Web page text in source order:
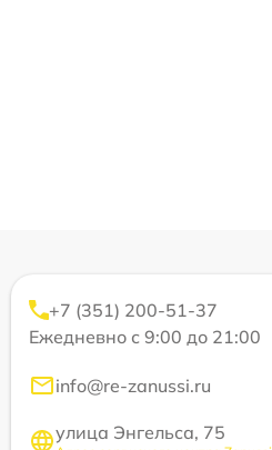
+7 (351) 200-51-37
Ежедневно с 9:00 до 21:00
info@re-zanussi.ru
улица Энгельса, 75